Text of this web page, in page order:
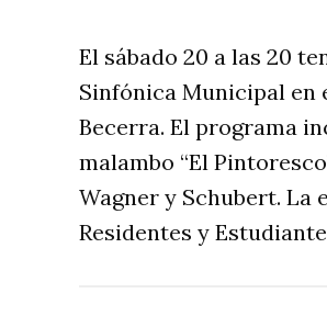
El sábado 20 a las 20
Sinfónica Municipal en
Becerra. El programa
malambo “El
Wagner y Schubert. La
Residentes y